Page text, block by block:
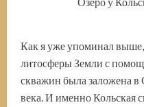
Как я уже упоминал
литосферы Земли с
скважин была заложена
века. И именно Кольская